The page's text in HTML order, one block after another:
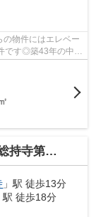
物件にはエレベー
です◎築43年の中古
第1号棟
」駅 徒歩13分
駅 徒歩18分